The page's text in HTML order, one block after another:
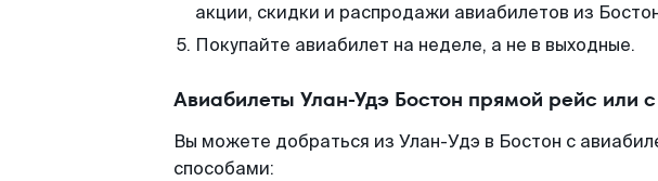
акции, скидки и распродажи авиабилетов из
Покупайте авиабилет на неделе, а не в выходные.
Авиабилеты Улан-Удэ Бостон прямой рейс или
Вы можете добраться из Улан-Удэ в Бостон с
способами: